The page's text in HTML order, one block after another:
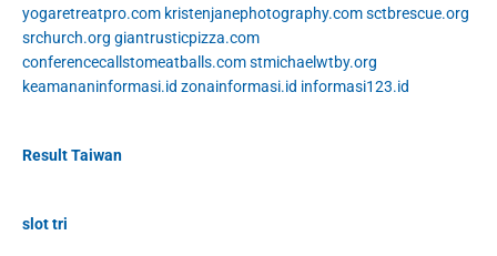
yogaretreatpro.com kristenjanephotography.comsctbrescue.org
srchurch.org giantrusticpizza.com
conferencecallstomeatballs.comstmichaelwtby.org
keamananinformasi.id zonainformasi.id informasi123.id
Result Taiwan
slot tri